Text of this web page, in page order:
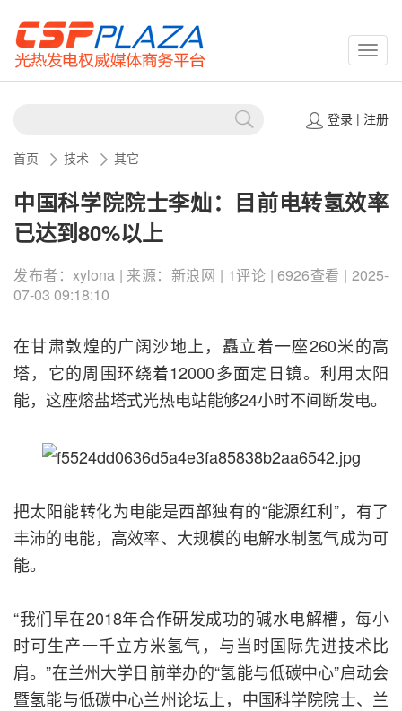
登录| 注册
首页 技术 其它
中国科学院院士李灿：目前电转氢效率
已达到80%以上
发布者：xylona | 来源：新浪网 | 1评论 | 6926查看 | 2025-
07-03 09:18:10
在甘肃敦煌的广阔沙地上，矗立着一座260米的高
塔，它的周围环绕着12000多面定日镜。利用太阳
能，这座熔盐塔式光热电站能够24小时不间断发电。
把太阳能转化为电能是西部独有的“能源红利”，有了
丰沛的电能，高效率、大规模的电解水制氢气成为可
能。
“我们早在2018年合作研发成功的碱水电解槽，每小
时可生产一千立方米氢气，与当时国际先进技术比
肩。”在兰州大学日前举办的“氢能与低碳中心”启动会
暨氢能与低碳中心兰州论坛上，中国科学院院士、兰